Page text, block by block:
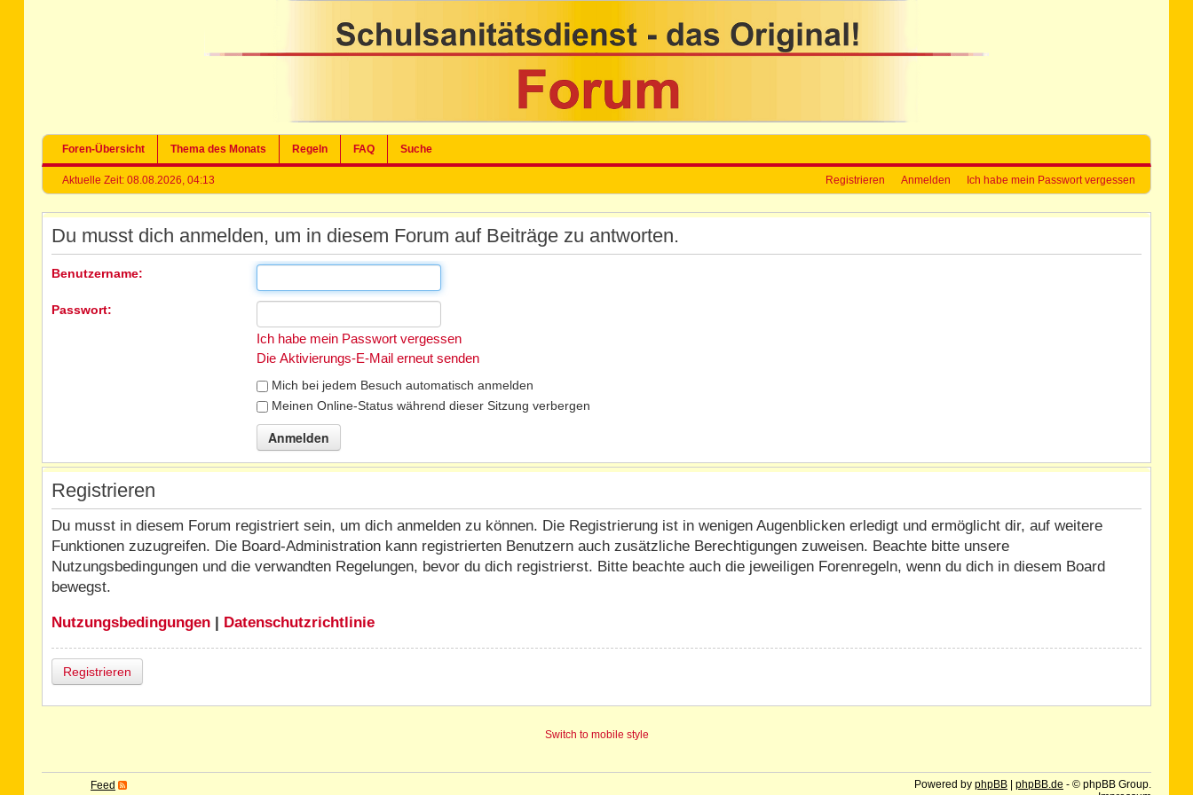
Foren-Übersicht Thema des Monats Regeln FAQ Suche
Aktuelle Zeit: 08.08.2026, 04:13 Registrieren Anmelden Ich habe mein Passwort vergessen
Du musst dich anmelden, um in diesem Forum auf Beiträge zu antworten.
Benutzername:
Passwort:
Ich habe mein Passwort vergessen
Die Aktivierungs-E-Mail erneut senden
Mich bei jedem Besuch automatisch anmelden
Meinen Online-Status während dieser Sitzung verbergen
Registrieren
Du musst in diesem Forum registriert sein, um dich anmelden zu können. Die Registrierung ist in wenigen Augenblicken erledigt und ermöglicht dir, auf weitere
Funktionen zuzugreifen. Die Board-Administration kann registrierten Benutzern auch zusätzliche Berechtigungen zuweisen. Beachte bitte unsere
Nutzungsbedingungen und die verwandten Regelungen, bevor du dich registrierst. Bitte beachte auch die jeweiligen Forenregeln, wenn du dich in diesem Board
bewegst.
Nutzungsbedingungen | Datenschutzrichtlinie
Registrieren
Switch to mobile style
Feed
Powered by phpBB| phpBB.de - © phpBB Group.